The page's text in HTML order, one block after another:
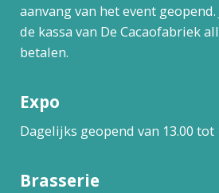
aanvang van het event
de kassa van De Cacaofabriek
betalen.
Expo
Dagelijks geopend van 13.00 tot
Brasserie